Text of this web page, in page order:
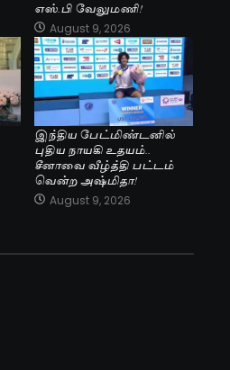
எஸ்.பி வேலுமணி!
August 9, 2026
இந்திய பேட்மிண்டனில்
புதிய நாயகி உதயம்..
சீனாவை வீழ்த்தி பட்டம்
வென்ற அஷ்மிதா!
August 9, 2026